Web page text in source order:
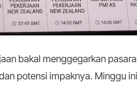
bakal menggegarkan
potensi impaknya. Minggu